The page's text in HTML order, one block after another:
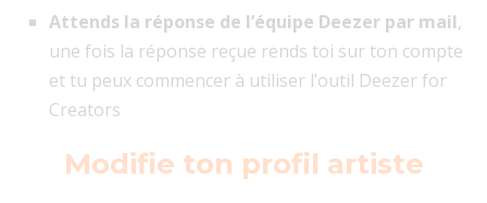
Attends la réponse de l’équipe Deezer par mail,
une fois la réponse reçue rends toi sur ton compte
et tu peux commencer à utiliser l’outil Deezer for
Creators
Modifie ton profil artiste